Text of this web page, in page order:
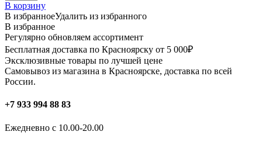
В корзину
В избранноеУдалить из избранного
В избранное
Регулярно обновляем ассортимент
Бесплатная доставка по Красноярску от 5 000₽
Эксклюзивные товары по лучшей цене
Самовывоз из магазина в Красноярске, доставка по всей
России.
+7 933 994 88 83
Ежедневно с 10.00-20.00